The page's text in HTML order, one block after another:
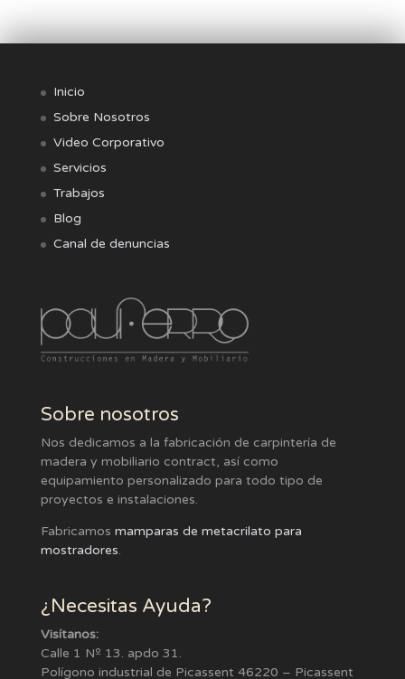
Inicio
Sobre Nosotros
Video Corporativo
Servicios
Trabajos
Blog
Canal de denuncias
Sobre nosotros
Nos dedicamos a la fabricación de carpintería de
madera y mobiliario contract, así como
equipamiento personalizado para todo tipo de
proyectos e instalaciones.
Fabricamos mamparas de metacrilato para
mostradores.
¿Necesitas Ayuda?
Visítanos:
Calle 1 Nº 13. apdo 31.
Polígono industrial de Picassent 46220 – Picassent